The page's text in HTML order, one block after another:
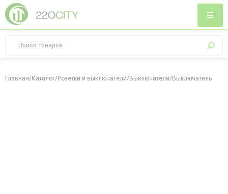
Главная/Каталог/Розетки и выключатели/Выключатели/Выключатель